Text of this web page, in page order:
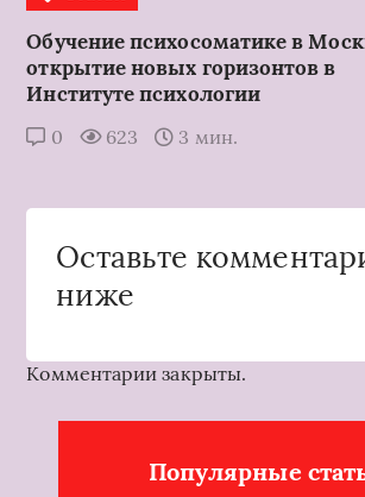
Обучение психосоматике в
открытие новых горизонтов в
Институте психологии
0 623 3 мин.
Оставьте
ниже
Комментарии закрыты.
Популярные